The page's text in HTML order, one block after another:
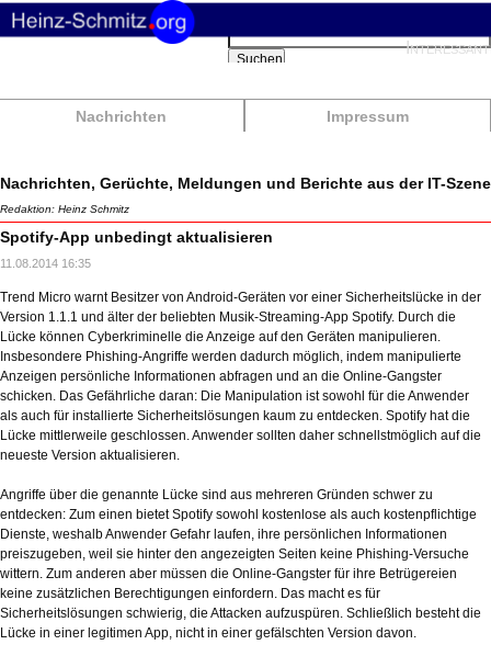
Nachrichten Impressum
Suchbegriffe
Suchen
Nachrichten, Gerüchte, Meldungen und Berichte aus der IT-Szene
Redaktion: Heinz Schmitz
Spotify-App unbedingt aktualisieren
11.08.2014 16:35
Trend Micro warnt Besitzer von Android-Geräten vor einer Sicherheitslücke in der
Version 1.1.1 und älter der beliebten Musik-Streaming-App Spotify. Durch die
Lücke können Cyberkriminelle die Anzeige auf den Geräten manipulieren.
Insbesondere Phishing-Angriffe werden dadurch möglich, indem manipulierte
Anzeigen persönliche Informationen abfragen und an die Online-Gangster
schicken. Das Gefährliche daran: Die Manipulation ist sowohl für die Anwender
als auch für installierte Sicherheitslösungen kaum zu entdecken. Spotify hat die
Lücke mittlerweile geschlossen. Anwender sollten daher schnellstmöglich auf die
neueste Version aktualisieren.
Angriffe über die genannte Lücke sind aus mehreren Gründen schwer zu
entdecken: Zum einen bietet Spotify sowohl kostenlose als auch kostenpflichtige
Dienste, weshalb Anwender Gefahr laufen, ihre persönlichen Informationen
preiszugeben, weil sie hinter den angezeigten Seiten keine Phishing-Versuche
wittern. Zum anderen aber müssen die Online-Gangster für ihre Betrügereien
keine zusätzlichen Berechtigungen einfordern. Das macht es für
Sicherheitslösungen schwierig, die Attacken aufzuspüren. Schließlich besteht die
Lücke in einer legitimen App, nicht in einer gefälschten Version davon.